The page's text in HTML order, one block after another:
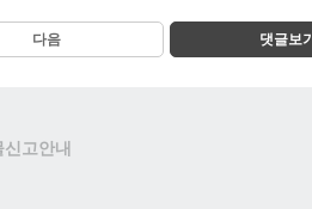
다음 댓글보기
고안내